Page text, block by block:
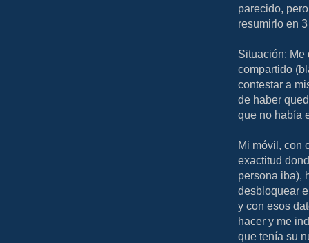
parecido,
resumirlo en
Situación: Me
compartido
contestar a
de haber
que no había
Mi móvil, con
exactitud
persona iba),
desbloquear
y con esos
hacer y me
que tenía su